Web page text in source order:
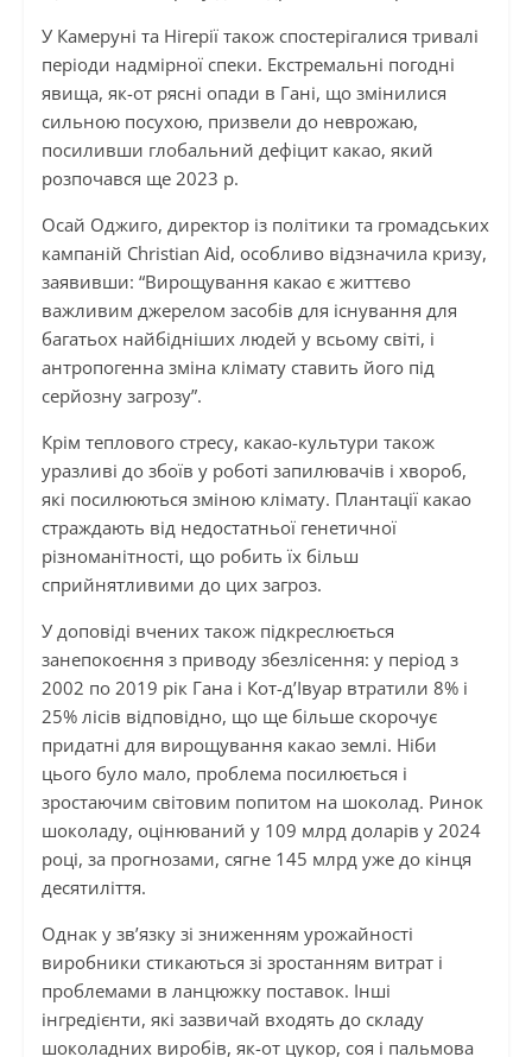
У Камеруні та Нігерії також спостерігалися тривалі
періоди надмірної спеки. Екстремальні погодні
явища, як-от рясні опади в Гані, що змінилися
сильною посухою, призвели до неврожаю,
посиливши глобальний дефіцит какао, який
розпочався ще 2023 р.
Осай Оджиго, директор із політики та громадських
кампаній Christian Aid, особливо відзначила кризу,
заявивши: “Вирощування какао є життєво
важливим джерелом засобів для існування для
багатьох найбідніших людей у всьому світі, і
антропогенна зміна клімату ставить його під
серйозну загрозу”.
Крім теплового стресу, какао-культури також
уразливі до збоїв у роботі запилювачів і хвороб,
які посилюються зміною клімату. Плантації какао
страждають від недостатньої генетичної
різноманітності, що робить їх більш
сприйнятливими до цих загроз.
У доповіді вчених також підкреслюється
занепокоєння з приводу збезлісення: у період з
2002 по 2019 рік Гана і Кот-д’Івуар втратили 8% і
25% лісів відповідно, що ще більше скорочує
придатні для вирощування какао землі. Ніби
цього було мало, проблема посилюється і
зростаючим світовим попитом на шоколад. Ринок
шоколаду, оцінюваний у 109 млрд доларів у 2024
році, за прогнозами, сягне 145 млрд уже до кінця
десятиліття.
Однак у зв’язку зі зниженням урожайності
виробники стикаються зі зростанням витрат і
проблемами в ланцюжку поставок. Інші
інгредієнти, які зазвичай входять до складу
шоколадних виробів, як-от цукор, соя і пальмова